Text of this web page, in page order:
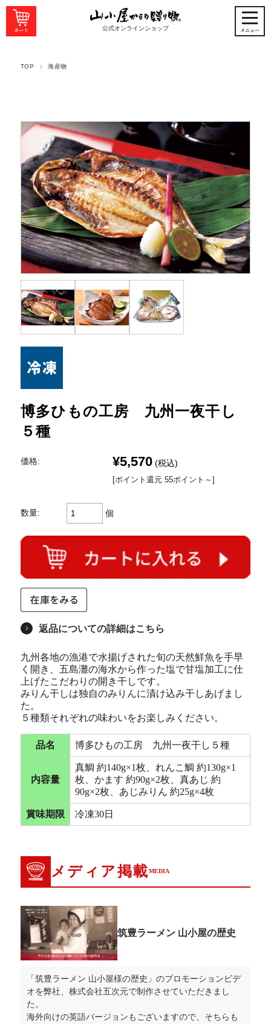
公式オンラインショップ
TOP 海産物
博多ひもの工房 九州一夜干し
５種
価格: ¥5,570 (税込)
[ポイント還元 55ポイント～]
数量: 個
返品についての詳細はこちら
九州各地の漁港で水揚げされた旬の天然鮮魚を手早
く開き、五島灘の海水から作った塩で甘塩加工に仕
上げたこだわりの開き干しです。
みりん干しは独自のみりんに漬け込み干しあげまし
た。
５種類それぞれの味わいをお楽しみください。
品名 博多ひもの工房 九州一夜干し５種
内容量
真鯛 約140g×1枚、れんこ鯛 約130g×1
枚、かます 約90g×2枚、真あじ 約
90g×2枚、あじみりん 約25g×4枚
賞味期限 冷凍30日
メディア掲載MEDIA
筑豊ラーメン 山小屋の歴史
「筑豊ラーメン 山小屋様の歴史」のプロモーションビデ
オを弊社、株式会社五次元で制作させていただきまし
た。
海外向けの英語バージョンもございますので、そちらも